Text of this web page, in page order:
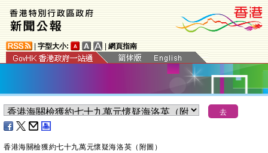
字型大小: 網頁指南
香港海關檢獲約七十九萬元懷疑海洛英（附圖）